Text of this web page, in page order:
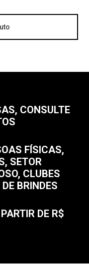
CONSULTE
FÍSICAS,
SETOR
CLUBES
BRINDES
DE R$